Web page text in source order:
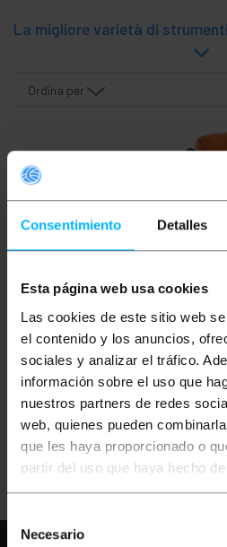
Consentimiento Detalles
Esta página web usa cookies
Las cookies de este sitio web
el contenido y los anuncios,
sociales y analizar el tráfico.
información sobre el uso que
nuestros partners de redes
web, quienes pueden
que les haya proporcionado o
partir del uso que haya hecho
Necesario
Ordina per
spruzzo di
Watt 800 ml,
spruzzo di
elettrica con tre
PVP
24,12€
24,12€ IVA inc.
PVD
Consegna
Quantità